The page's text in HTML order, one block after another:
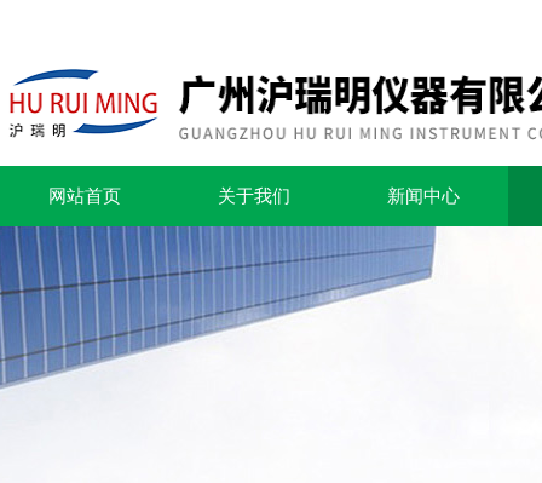
网站首页 关于我们 新闻中心